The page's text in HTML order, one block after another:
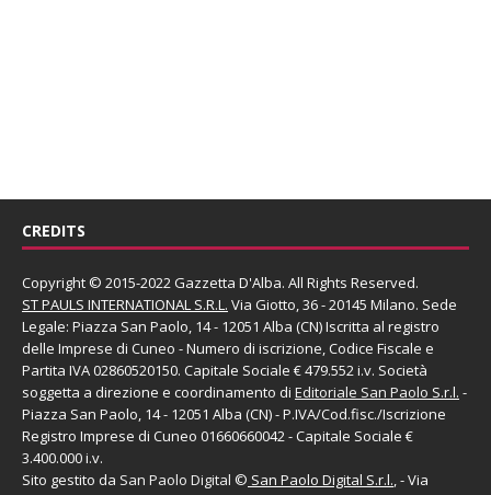
CREDITS
Copyright © 2015-2022 Gazzetta D'Alba. All Rights Reserved.
ST PAULS INTERNATIONAL S.R.L. Via Giotto, 36 - 20145 Milano. Sede
Legale: Piazza San Paolo, 14 - 12051 Alba (CN) Iscritta al registro
delle Imprese di Cuneo - Numero di iscrizione, Codice Fiscale e
Partita IVA 02860520150. Capitale Sociale € 479.552 i.v. Società
soggetta a direzione e coordinamento di Editoriale San Paolo S.r.l. -
Piazza San Paolo, 14 - 12051 Alba (CN) - P.IVA/Cod.fisc./Iscrizione
Registro Imprese di Cuneo 01660660042 - Capitale Sociale €
3.400.000 i.v.
Sito gestito da San Paolo Digital © San Paolo Digital S.r.l., - Via